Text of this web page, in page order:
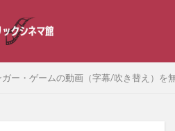
ガー・ゲームの動画（字幕/吹き替え）を